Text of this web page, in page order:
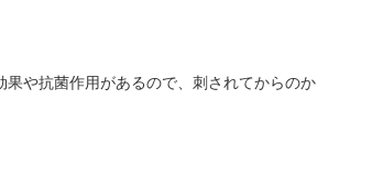
や抗菌作用があるので、刺されてからのか